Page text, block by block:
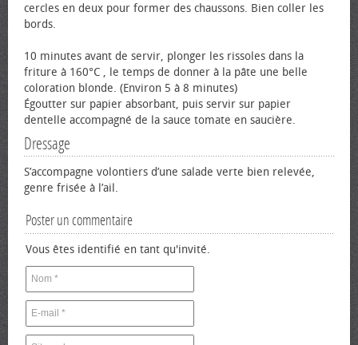
cercles en deux pour former des chaussons. Bien coller les
bords.
10 minutes avant de servir, plonger les rissoles dans la
friture à 160°C , le temps de donner à la pâte une belle
coloration blonde. (Environ 5 à 8 minutes)
Égoutter sur papier absorbant, puis servir sur papier
dentelle accompagné de la sauce tomate en saucière.
Dressage
S’accompagne volontiers d’une salade verte bien relevée,
genre frisée à l’ail.
Poster un commentaire
Vous êtes identifié en tant qu'invité.